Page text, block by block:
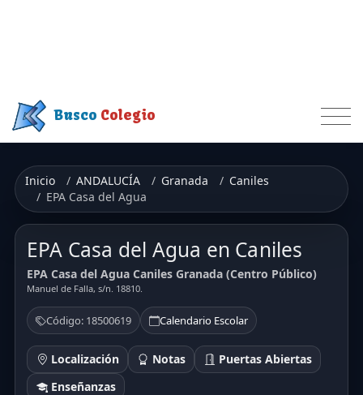
Busco Colegio
Inicio ANDALUCÍA Granada
Caniles
EPA Casa del Agua
EPA Casa del Agua en Caniles
EPA Casa del Agua Caniles Granada (Centro Público)
Manuel de Falla, s/n. 18810.
Código: 18500619 Calendario Escolar
Localización Notas
Puertas Abiertas
Enseñanzas